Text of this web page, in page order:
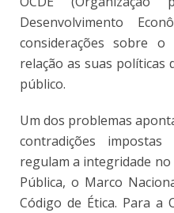
Desenvolvimento
considerações sobre
relação as suas
público.
Um dos problemas
contradições
regulam a integridade no
Pública, o Marco
Código de Ética. Para a